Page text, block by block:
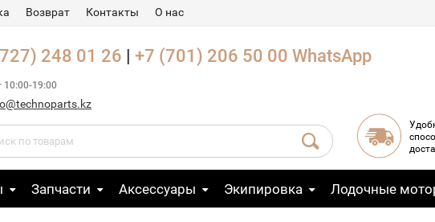
Возврат Контакты О нас
248 01 26 | +7 (701) 206 50 00 WhatsApp
10:00-19:00
Запчасти Аксессуары Экипировка Лодочные